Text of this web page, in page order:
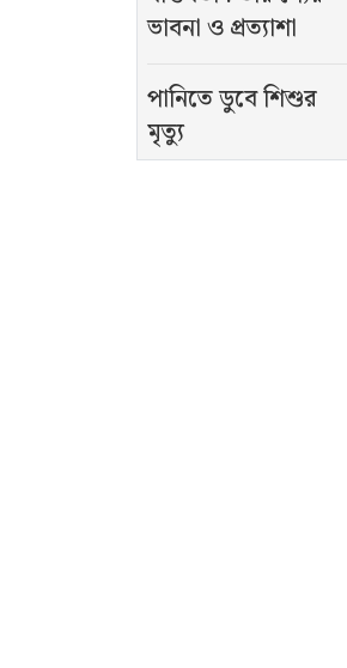
ভাবনা ও প্রত্যাশা
পানিতে ডুবে শিশুর
মৃত্যু